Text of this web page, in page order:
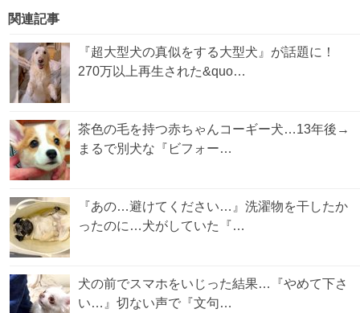
関連記事
『超大型犬の真似をする大型犬』が話題に！
270万以上再生された&quo…
茶色の毛を持つ赤ちゃんコーギー犬…13年後→
まるで別犬な『ビフォー…
『あの…避けてください…』洗濯物を干したか
ったのに…犬がしていた『…
犬の前でスマホをいじった結果…『やめて下さ
い…』切ない声で『文句…